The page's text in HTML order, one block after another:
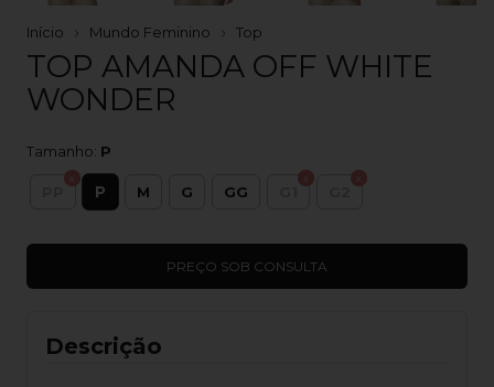
Início Mundo Feminino Top
TOP AMANDA OFF WHITE
WONDER
Tamanho: P
P M G GG
Descrição